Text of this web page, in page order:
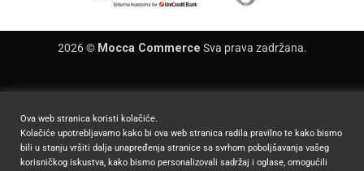
2026 © Mocca Commerce Sva prava zadržana.
Ova web stranica koristi kolačiće.
Kolačiće upotrebljavamo kako bi ova web stranica radila pravilno te kako bismo
bili u stanju vršiti dalja unapređenja stranice sa svrhom poboljšavanja vašeg
korisničkog iskustva, kako bismo personalizovali sadržaj i oglase, omogućili